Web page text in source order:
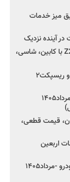
میز خدمات
آینده نزدیک
جزئیات جدید از پروژه Z25 زامیاد؛ نیسان Z25 با کابین، شاسی،
شروع فروش بدون قرعه‌کشی فیدلیتی الیت و ریسپکت۲
شروع ثبت‌نام چانگان CS۵۵ پلاس از امروز -مرداد۱۴۰۵
-مرداد۱۴۰۵ (+زمان، قیمت قطعی،
اربعین
شروع فروش دنا پلاس دستی EF۷P ایران خودرو -مرداد۱۴۰۵